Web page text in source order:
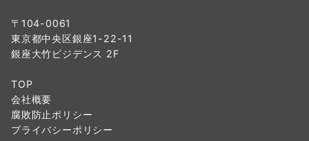
〒104-0061
東京都中央区銀座1-22-11
銀座大竹ビジデンス 2F
TOP
会社概要
腐敗防止ポリシー
プライバシーポリシー